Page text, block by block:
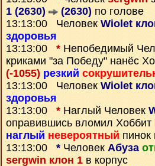
1 (2630)
(2630) по голове
13:13:00 Человек Wiolet
здоровья
13:13:00 * Непобедимый
криками "за Победу" нанёс
(-1055) резкий
13:13:00 Человек Wiolet
здоровья
13:13:00 * Наглый Человек
оправившись вломил Хоббит
наглый невероятный пинок
13:13:00 * Человек Абуза
sergwin клон 1 в корпус